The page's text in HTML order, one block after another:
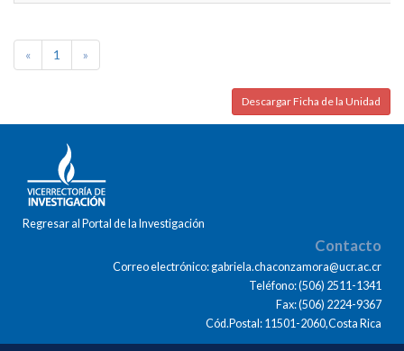
« 1 »
Descargar Ficha de la Unidad
Regresar al Portal de la Investigación
Contacto
Correo electrónico: gabriela.chaconzamora@ucr.ac.cr
Teléfono: (506) 2511-1341
Fax: (506) 2224-9367
Cód.Postal: 11501-2060,Costa Rica